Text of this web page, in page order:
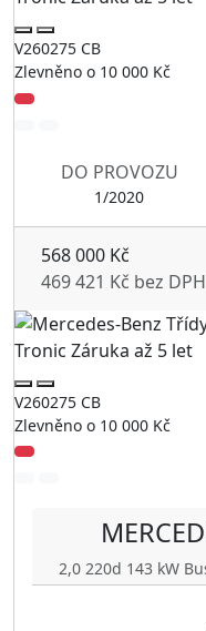
V260275 CB
Zlevněno o 10 000 Kč
DO PROVOZU
1/2020
568 000 Kč
469 421 Kč bez DPH
V260275 CB
Zlevněno o 10 000 Kč
2,0 220d 143 kW